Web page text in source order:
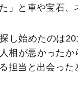
」と車や宝石、
し始めたのは
相が悪かった
担当と出会った